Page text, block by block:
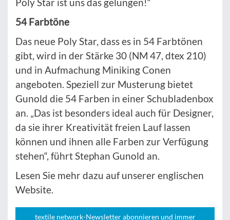
54 Farbtöne
Das neue Poly Star, dass es in 54 Farbtönen
gibt, wird in der Stärke 30 (NM 47, dtex 210)
und in Aufmachung Miniking Conen
angeboten. Speziell zur Musterung bietet
Gunold die 54 Farben in einer Schubladenbox
an. „Das ist besonders ideal auch für Designer,
da sie ihrer Kreativität freien Lauf lassen
können und ihnen alle Farben zur Verfügung
stehen“, führt Stephan Gunold an.
Lesen Sie mehr dazu auf unserer englischen
Website.
textile network-Newsletter abonnieren und immer